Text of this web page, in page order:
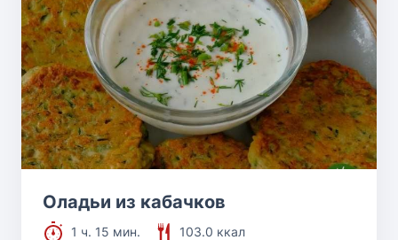
Оладьи из кабачков
1 ч. 15 мин.
103.0 ккал